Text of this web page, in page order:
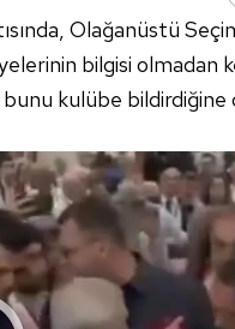
Olağanüstü
bilgisi olmadan
kulübe bildirdiğine